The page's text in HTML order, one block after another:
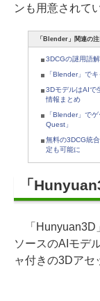
ンも用意されて
「Blender」関連の
3DCGの謎用語
「Blender」で
3DモデルはAIで
情報まとめ
「Blender」で
Quest」
無料の3DCG統
定も可能に
「
「Hunyuan3D
ソースのAIモデ
ャ付きの3Dアセ